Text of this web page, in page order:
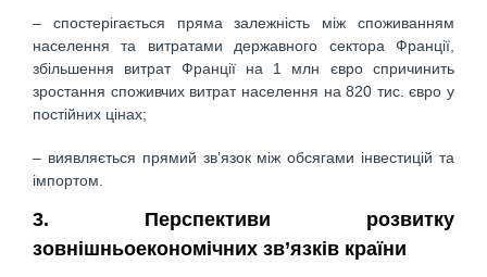
– спостерігається пряма залежність між споживанням
населення та витратами державного сектора Франції,
збільшення витрат Франції на 1 млн євро спричинить
зростання споживчих витрат населення на 820 тис. євро у
постійних цінах;
– виявляється прямий зв’язок між обсягами інвестицій та
імпортом.
3. Перспективи розвитку
зовнішньоекономічних зв’язків країни